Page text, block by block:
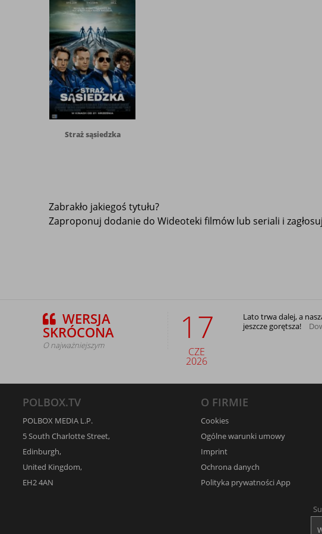
Straż sąsiedzka
Zabrakło jakiegoś tytułu?
Zaproponuj dodanie do Wideoteki filmów lub seriali i
WERSJA
SKRÓCONA
O najważniejszym 17
CZE
2026
Lato trwa dalej, a
jeszcze gorętsza!
POLBOX.TV
POLBOX MEDIA L.P.
5 South Charlotte Street,
Edinburgh,
United Kingdom,
EH2 4AN
O FIRMIE
Cookies
Ogólne warunki umowy
Imprint
Ochrona danych
Polityka prywatności App